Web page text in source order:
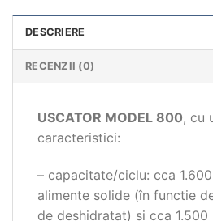
DESCRIERE
RECENZII (0)
USCATOR MODEL 800, cu
caracteristici:
– capacitate/ciclu: cca
alimente solide (în functie
de deshidratat) și cca